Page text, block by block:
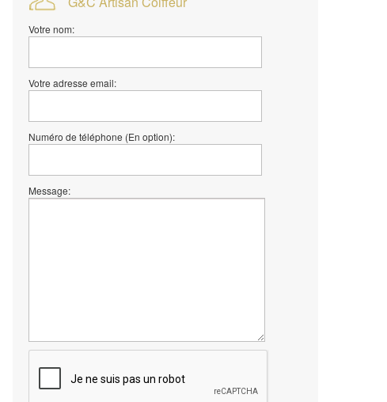
Votre nom:
Votre adresse email:
Numéro de téléphone (En option):
Message: